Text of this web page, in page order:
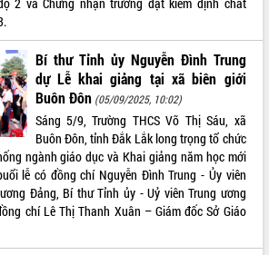
tác về
– 2030
thông
tỉnh
lực y tế
nghiệm
cơ sở dữ
tạo (AI)
2026
Bí thư Tỉnh ủy Nguyễn Đình Trung
dự Lễ khai giảng tại xã biên giới
Buôn Đôn (05/09/2025, 10:02)
Sáng 5/9, Trường THCS Võ Thị Sáu, xã
Buôn Đôn, tỉnh Đắk Lắk long trọng tổ chức
ngành giáo dục và Khai giảng năm học mới
lễ có đồng chí Nguyễn Đình Trung - Ủy viên
Đảng, Bí thư Tỉnh ủy - Uỷ viên Trung ương
chí Lê Thị Thanh Xuân – Giám đốc Sở Giáo